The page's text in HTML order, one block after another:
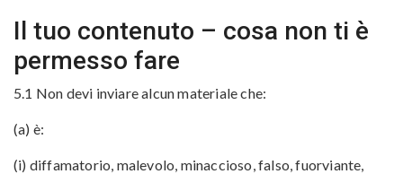
Il tuo contenuto – cosa non ti è
permesso fare
5.1 Non devi inviare alcun materiale che:
(a) è:
(i) diffamatorio, malevolo, minaccioso, falso, fuorviante,